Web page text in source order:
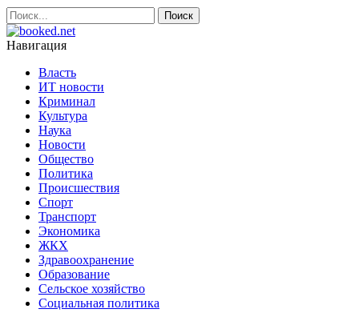
Навигация
Власть
ИТ новости
Криминал
Культура
Наука
Новости
Общество
Политика
Происшествия
Спорт
Транспорт
Экономика
ЖКХ
Здравоохранение
Образование
Сельское хозяйство
Социальная политика